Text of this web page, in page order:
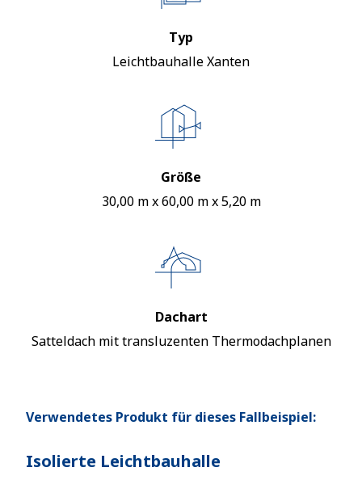
Typ
Leichtbauhalle Xanten
Größe
30,00 m x 60,00 m x 5,20 m
Dachart
Satteldach mit transluzenten Thermodachplanen
Verwendetes Produkt für dieses Fallbeispiel:
Isolierte Leichtbauhalle